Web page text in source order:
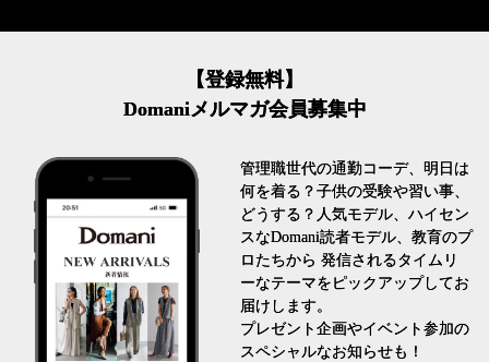
【登録無料】
Domaniメルマガ会員募集中
管理職世代の通勤コーデ、明日は
何を着る？子供の受験や習い事、
どうする？人気モデル、ハイセン
スなDomani読者モデル、教育のプ
ロたちから 発信されるタイムリ
ーなテーマをピックアップしてお
届けします。
プレゼント企画やイベント参加の
スペシャルなお知らせも！